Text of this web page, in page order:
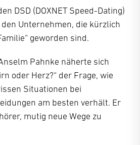
DSD (DOXNET Speed-Dating)
Unternehmen, die kürzlich
geworden sind.
Pahnke näherte sich
oder Herz?“ der Frage, wie
Situationen bei
am besten verhält. Er
mutig neue Wege zu